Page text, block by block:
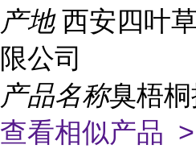
产地 西安四叶
限公司
产品名称臭梧
查看相似产品 >